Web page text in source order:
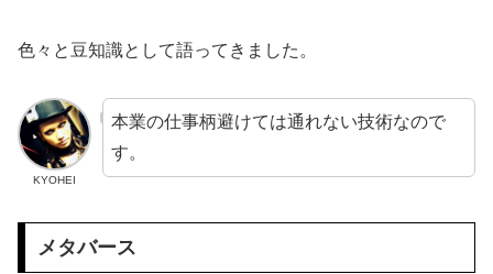
色々と豆知識として語ってきました。
KYOHEI
本業の仕事柄避けては通れない技術なので
す。
メタバース